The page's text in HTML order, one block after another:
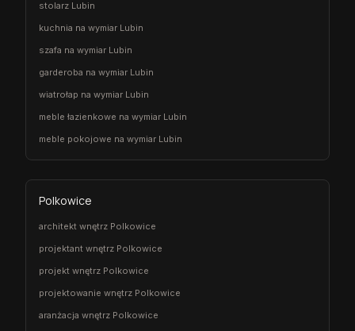
stolarz Lubin
kuchnia na wymiar Lubin
szafa na wymiar Lubin
garderoba na wymiar Lubin
wiatrołap na wymiar Lubin
meble łazienkowe na wymiar Lubin
meble pokojowe na wymiar Lubin
Polkowice
architekt wnętrz Polkowice
projektant wnętrz Polkowice
projekt wnętrz Polkowice
projektowanie wnętrz Polkowice
aranżacja wnętrz Polkowice